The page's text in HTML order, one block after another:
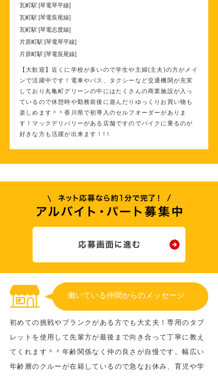
瓦町駅 [琴電琴平線]
瓦町駅 [琴電長尾線]
瓦町駅 [琴電志度線]
片原町駅 [琴電琴平線]
片原町駅 [琴電長尾線]
【大歓迎】近くに学校が多いので学生や主婦(主夫)の方がメイ
ンで活躍中です！電車やバス、タクシーなど交通機関が充実
しており丸亀町グリーンの中にはたくさんの商業施設が入っ
ているので休憩時や勤務前後に遊んだりゆっくりお買い物も
楽しめます＾＾香川県で初導入のセルフオーダーがありま
す！マックデリバリーがある店舗ですのでバイクに乗るのが
好きな方も活躍が出来ます！!！
働いている仲間からのメッセージ
初めての挑戦やブランクがある方でも大丈夫！専用のタブ
レットを使用して先輩方が最後まで向き合って丁寧に教え
てくれます＾＾年齢関係なく仲の良さが自慢です。幅広い
年齢層のクルーが在籍しているので急なお休み、育児や学